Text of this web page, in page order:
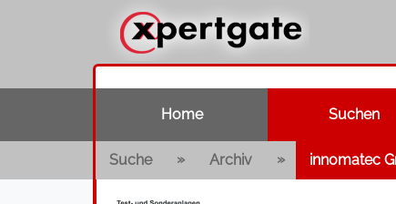
Home Suchen
Suche » Archiv » innomatec